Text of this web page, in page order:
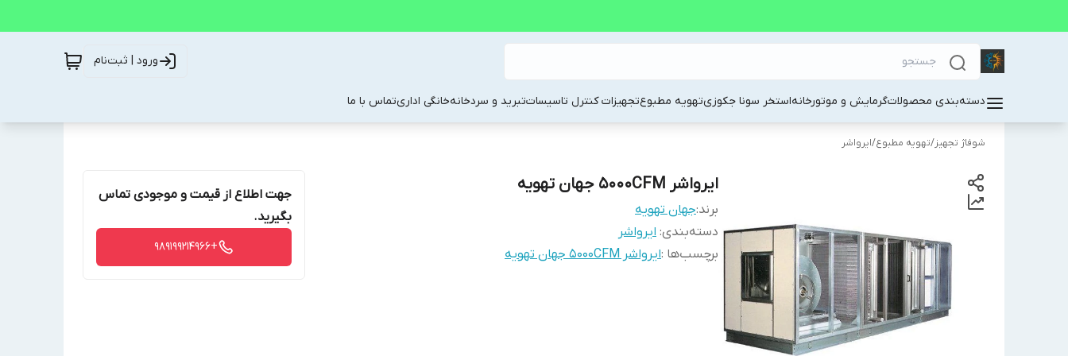
ورود | ثبت‌نام
دسته‌بندی محصولاتگرمایش و موتورخانهاستخر سونا جکوزیتهویه مطبوعتجهیزات کنترل تاسیساتتبرید و سردخانهخانگی اداریتماس با ما
شوفاژ تجهیز/تهویه مطبوع/ایرواشر
ایرواشر 5000CFM جهان تهویه
برند:جهان تهویه
دسته‌بندی: ایرواشر
برچسب‌ها :ایرواشر 5000CFM جهان تهویه
جهت اطلاع از قیمت و موجودی تماس
بگیرید.
+989199214966